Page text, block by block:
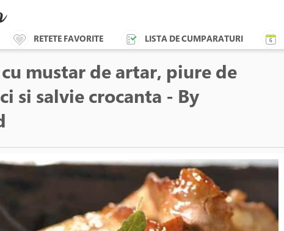
RETETE FAVORITE LISTA DE CUMPARATURI
mustar de artar, piure de
si salvie crocanta - By